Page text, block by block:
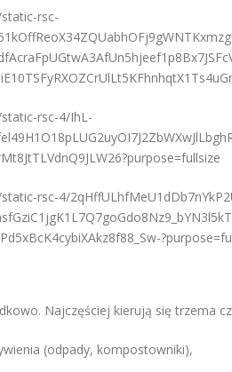
Najczęściej kierują się trzema
(odpady, kompostowniki),